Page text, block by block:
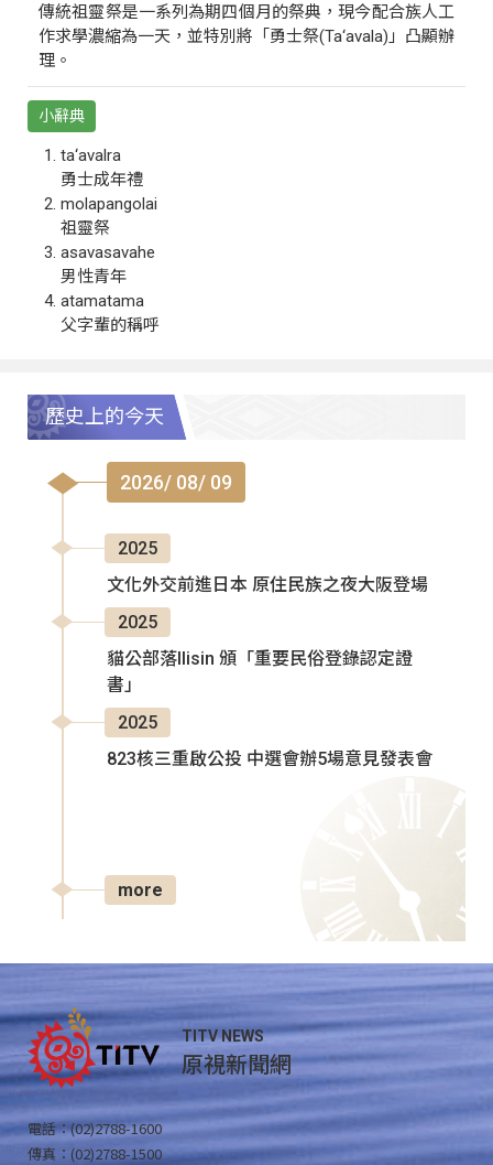
傳統祖靈祭是一系列為期四個月的祭典，現今配合族人工
作求學濃縮為一天，並特別將「勇士祭(Ta‘avala)」凸顯辦
理。
小辭典
ta‘avalra
勇士成年禮
molapangolai
祖靈祭
asavasavahe
男性青年
atamatama
父字輩的稱呼
歷史上的今天
2026/ 08/ 09
2025
文化外交前進日本 原住民族之夜大阪登場
2025
貓公部落Ilisin 頒「重要民俗登錄認定證
書」
2025
823核三重啟公投 中選會辦5場意見發表會
more
TITV NEWS
原視新聞網
電話：(02)2788-1600
傳真：(02)2788-1500